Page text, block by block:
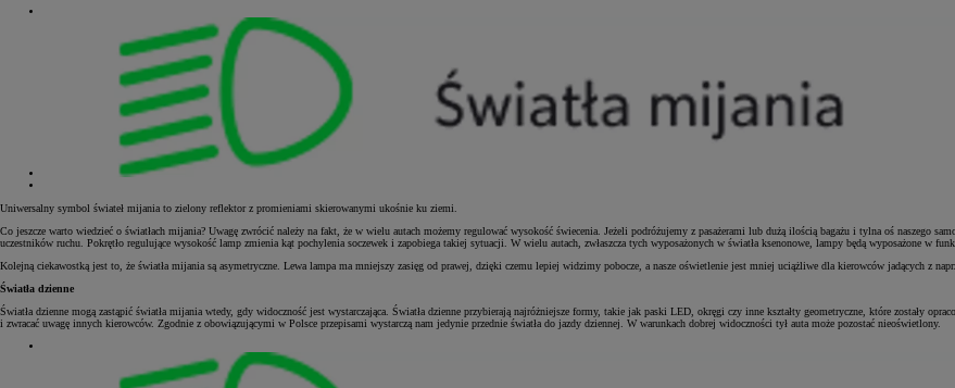
Uniwersalny symbol świateł mijania to zielony reflektor z promieniami skierowanymi ukośnie ku ziemi.
Co jeszcze warto wiedzieć o światłach mijania? Uwagę zwrócić należy na fakt, że w wielu autach możemy regulować wysokość świecenia. Jeżeli podróżujemy z pasażerami lub dużą ilością bagażu i tylna oś naszego
uczestników ruchu. Pokrętło regulujące wysokość lamp zmienia kąt pochylenia soczewek i zapobiega takiej sytuacji. W wielu autach, zwłaszcza tych wyposażonych w światła ksenonowe, lampy będą wyposażone w
Kolejną ciekawostką jest to, że światła mijania są asymetryczne. Lewa lampa ma mniejszy zasięg od prawej, dzięki czemu lepiej widzimy pobocze, a nasze oświetlenie jest mniej uciążliwe dla kierowców jadących z
Światła dzienne
Światła dzienne mogą zastąpić światła mijania wtedy, gdy widoczność jest wystarczająca. Światła dzienne przybierają najróżniejsze formy, takie jak paski LED, okręgi czy inne kształty geometryczne, które zostały
i zwracać uwagę innych kierowców. Zgodnie z obowiązującymi w Polsce przepisami wystarczą nam jedynie przednie światła do jazdy dziennej. W warunkach dobrej widoczności tył auta może pozostać nieoświetlony.